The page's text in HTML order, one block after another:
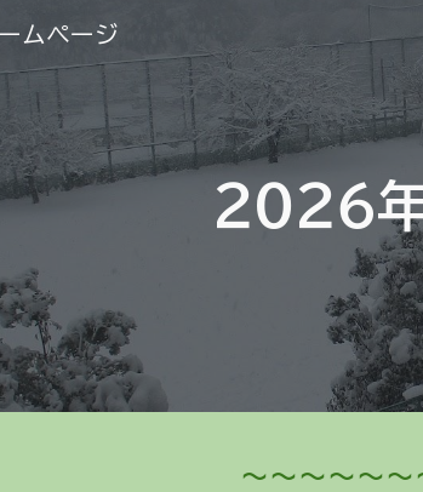
Skip to main content
ムページ
２０２６
～～～～～～～～